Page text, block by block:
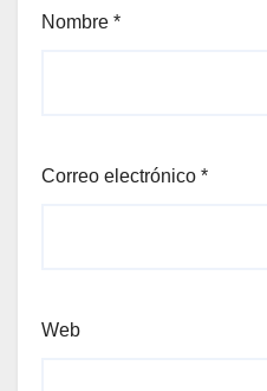
Nombre *
Correo electrónico *
Web